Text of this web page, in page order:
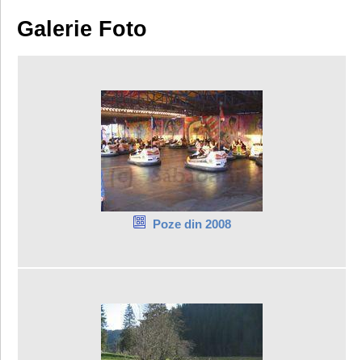
Galerie Foto
Poze din 2008